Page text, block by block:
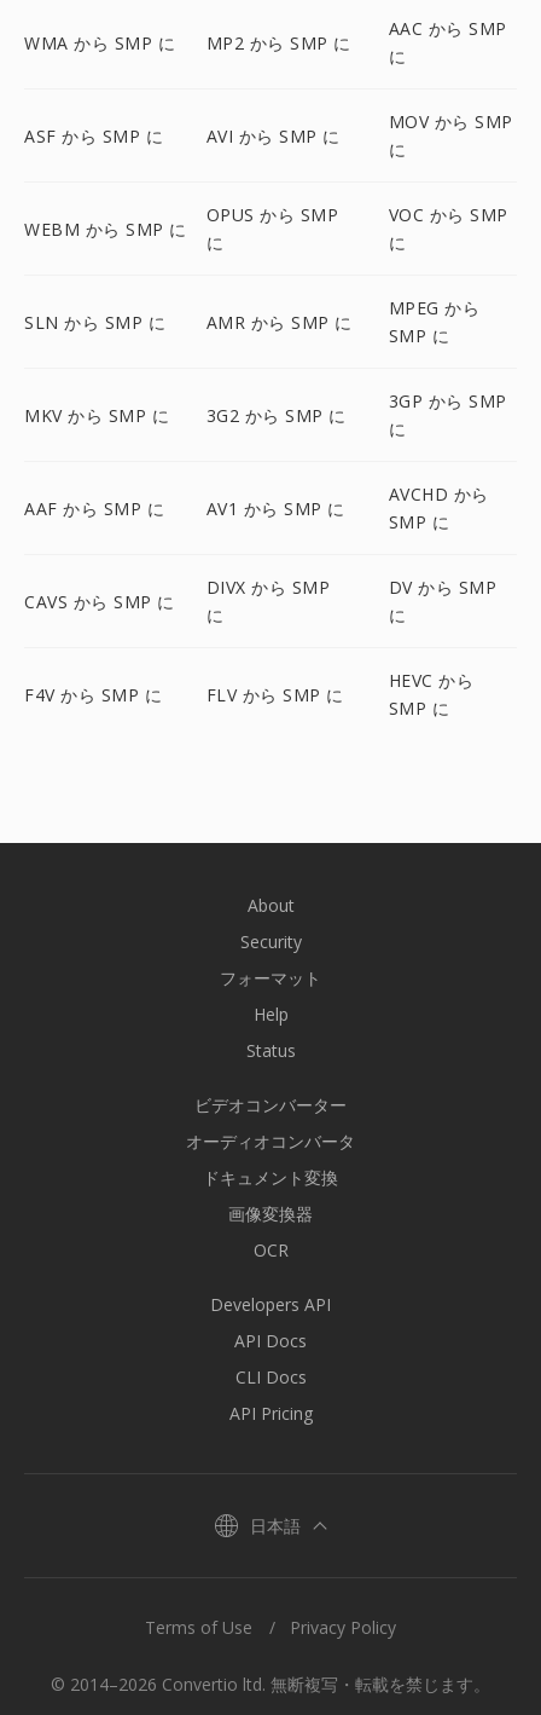
WMA から SMP に MP2 から SMP に
AAC から SMP
に
ASF から SMP に AVI から SMP に
MOV から SMP
に
WEBM から SMP に
OPUS から SMP
に
VOC から SMP
に
SLN から SMP に AMR から SMP に
MPEG から
SMP に
MKV から SMP に 3G2 から SMP に
3GP から SMP
に
AAF から SMP に AV1 から SMP に
AVCHD から
SMP に
CAVS から SMP に
DIVX から SMP
に
DV から SMP
に
F4V から SMP に FLV から SMP に
HEVC から
SMP に
About
Security
フォーマット
Help
Status
ビデオコンバーター
オーディオコンバータ
ドキュメント変換
画像変換器
OCR
Developers API
API Docs
CLI Docs
API Pricing
日本語
© 2014–2026 Convertio ltd. 無断複写・転載を禁じます。
Terms of Use Privacy Policy